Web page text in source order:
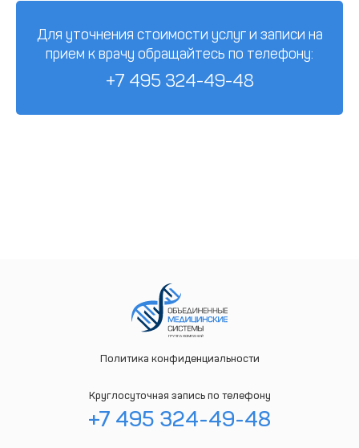
Для уточнения стоимости услуг и записи на
прием к врачу обращайтесь по телефону:
+7 495 324-49-48
Политика конфиденциальности
Круглосуточная запись по телефону
+7 495 324-49-48